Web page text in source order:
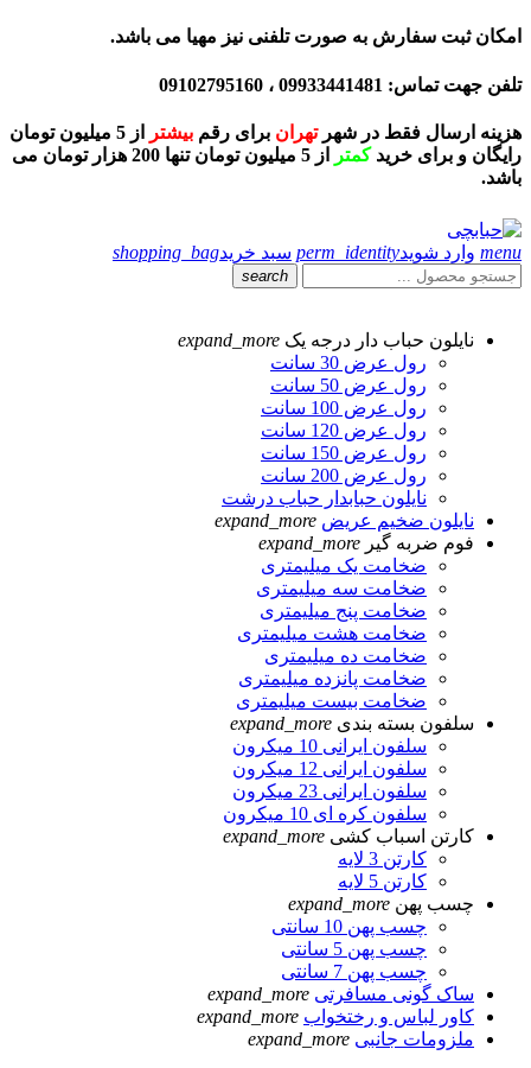
امکان ثبت سفارش به صورت تلفنی نیز مهیا می باشد.
تلفن جهت تماس: 09933441481 ، 09102795160
هزینه ارسال فقط در شهرتهران برای رقم بیشتر
از 5 میلیون تومان
رایگان و برای خریدکمتر
از 5 میلیون تومان تنها 200 هزار تومان می
باشد.
menu وارد شویدperm_identity سبد خریدshopping_bag
search
نایلون حباب دار درجه یک expand_more
رول عرض 30 سانت
رول عرض 50 سانت
رول عرض 100 سانت
رول عرض 120 سانت
رول عرض 150 سانت
رول عرض 200 سانت
نایلون حبابدار حباب درشت
نایلون ضخیم عریض expand_more
فوم ضربه گیر expand_more
ضخامت یک میلیمتری
ضخامت سه میلیمتری
ضخامت پنج میلیمتری
ضخامت هشت میلیمتری
ضخامت ده میلیمتری
ضخامت پانزده میلیمتری
ضخامت بیست میلیمتری
سلفون بسته بندی expand_more
سلفون ایرانی 10 میکرون
سلفون ایرانی 12 میکرون
سلفون ایرانی 23 میکرون
سلفون کره ای 10 میکرون
کارتن اسباب کشی expand_more
کارتن 3 لایه
کارتن 5 لایه
چسب پهن expand_more
چسب پهن 10 سانتی
چسب پهن 5 سانتی
چسب پهن 7 سانتی
ساک گونی مسافرتی expand_more
کاور لباس و رختخواب expand_more
ملزومات جانبی expand_more